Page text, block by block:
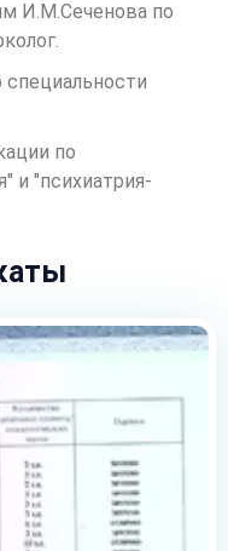
И.М.Сеченова по
по
и "психиатрия-